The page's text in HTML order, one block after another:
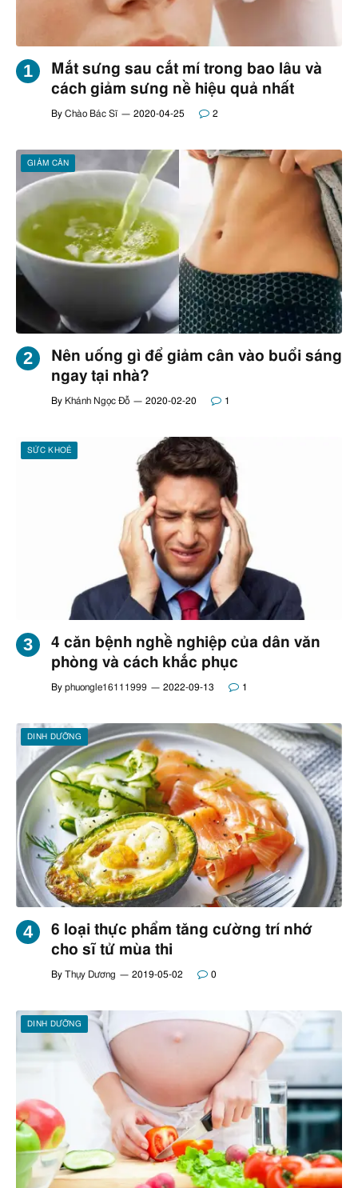
Mắt sưng sau cắt mí trong bao lâu và
cách giảm sưng nề hiệu quả nhất
By Chào Bác Sĩ 2020-04-25 2
GIẢM CÂN
Nên uống gì để giảm cân vào buổi sáng
ngay tại nhà?
By Khánh Ngọc Đỗ 2020-02-20 1
SỨC KHOẺ
4 căn bệnh nghề nghiệp của dân văn
phòng và cách khắc phục
By phuongle16111999 2022-09-13 1
DINH DƯỠNG
6 loại thực phẩm tăng cường trí nhớ
cho sĩ tử mùa thi
By Thụy Dương 2019-05-02 0
DINH DƯỠNG